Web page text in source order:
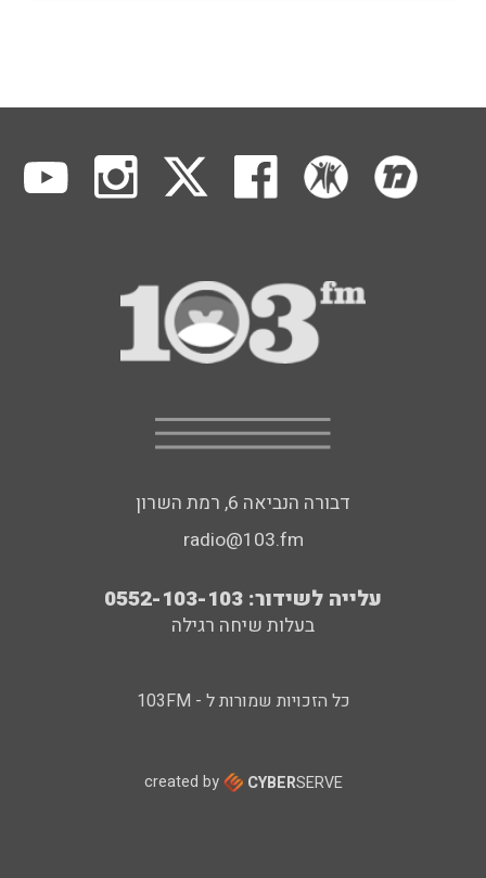
דבורה הנביאה 6, רמת השרון
radio@103.fm
עלייה לשידור: 0552-103-103
בעלות שיחה רגילה
כל הזכויות שמורות ל - 103FM
created by CYBERSERVE